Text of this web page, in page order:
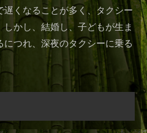
くなることが多く、タクシー
かし、結婚し、子どもが生ま
つれ、深夜のタクシーに乗る